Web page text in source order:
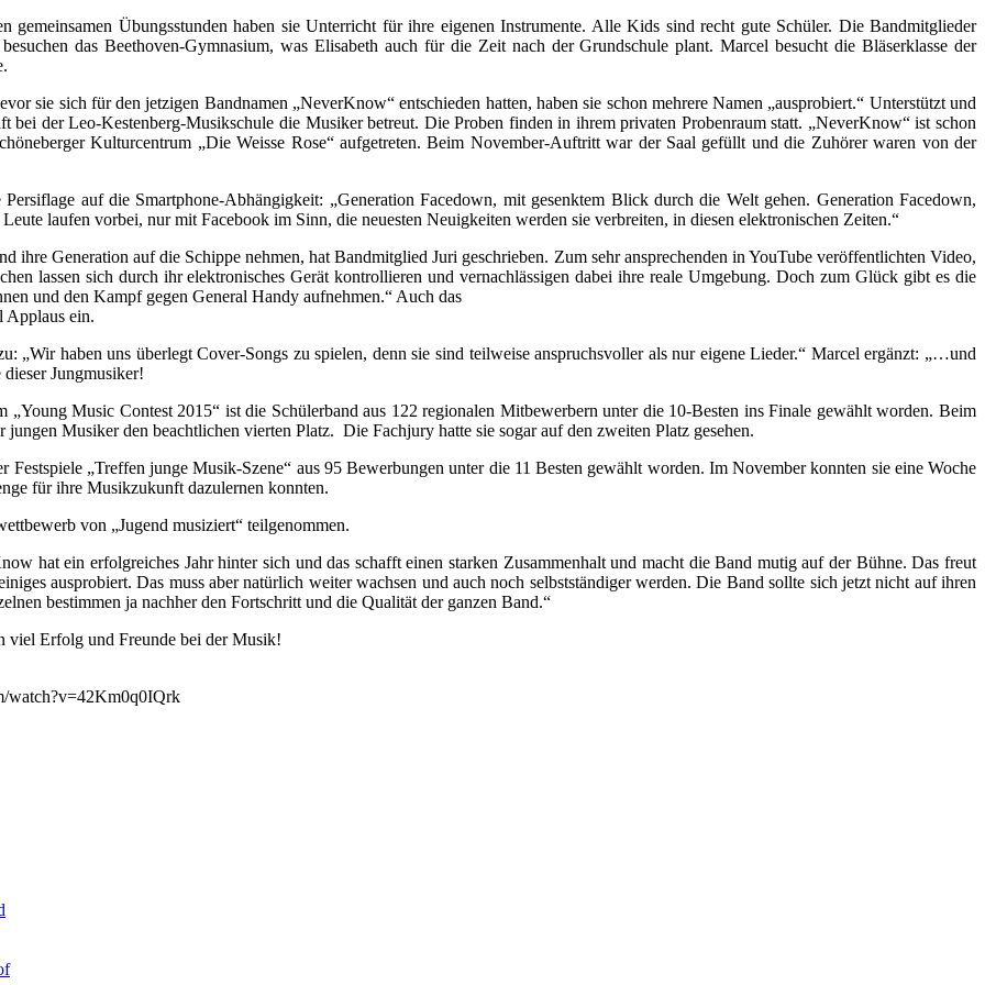
gemeinsamen Übungsstunden haben sie Unterricht für ihre eigenen Instrumente. Alle Kids sind recht gute Schüler. Die Bandmitglieder
das Beethoven-Gymnasium, was Elisabeth auch für die Zeit nach der Grundschule plant. Marcel besucht die Bläserklasse der
sie sich für den jetzigen Bandnamen „NeverKnow“ entschieden hatten, haben sie schon mehrere Namen „ausprobiert.“ Unterstützt und
der Leo-Kestenberg-Musikschule die Musiker betreut. Die Proben finden in ihrem privaten Probenraum statt. „NeverKnow“ ist schon
Kulturcentrum „Die Weisse Rose“ aufgetreten. Beim November-Auftritt war der Saal gefüllt und die Zuhörer waren von der
auf die Smartphone-Abhängigkeit: „Generation Facedown, mit gesenktem Blick durch die Welt gehen. Generation Facedown,
laufen vorbei, nur mit Facebook im Sinn, die neuesten Neuigkeiten werden sie verbreiten, in diesen elektronischen Zeiten.“
ihre Generation auf die Schippe nehmen, hat Bandmitglied Juri geschrieben. Zum sehr ansprechenden in YouTube veröffentlichten Video,
lassen sich durch ihr elektronisches Gerät kontrollieren und vernachlässigen dabei ihre reale Umgebung. Doch zum Glück gibt es die
und den Kampf gegen General Handy aufnehmen.“ Auch das
Applaus ein.
„Wir haben uns überlegt Cover-Songs zu spielen, denn sie sind teilweise anspruchsvoller als nur eigene Lieder.“ Marcel ergänzt: „…und
Jungmusiker!
Music Contest 2015“ ist die Schülerband aus 122 regionalen Mitbewerbern unter die 10-Besten ins Finale gewählt worden. Beim
Musiker den beachtlichen vierten Platz. Die Fachjury hatte sie sogar auf den zweiten Platz gesehen.
„Treffen junge Musik-Szene“ aus 95 Bewerbungen unter die 11 Besten gewählt worden. Im November konnten sie eine Woche
für ihre Musikzukunft dazulernen konnten.
von „Jugend musiziert“ teilgenommen.
hat ein erfolgreiches Jahr hinter sich und das schafft einen starken Zusammenhalt und macht die Band mutig auf der Bühne. Das freut
ausprobiert. Das muss aber natürlich weiter wachsen und auch noch selbstständiger werden. Die Band sollte sich jetzt nicht auf ihren
bestimmen ja nachher den Fortschritt und die Qualität der ganzen Band.“
viel Erfolg und Freunde bei der Musik!
watch?v=42Km0q0IQrk